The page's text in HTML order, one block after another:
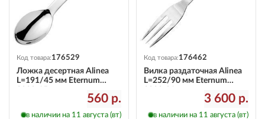
Код товара:176529
Ложка десертная Alinea
L=191/45 мм Eternum
560 р.
в наличии на 11 августа (вт)
Код товара:176462
Вилка раздаточная Alinea
L=252/90 мм Eternum
3 600 р.
в наличии на 11 августа (вт)